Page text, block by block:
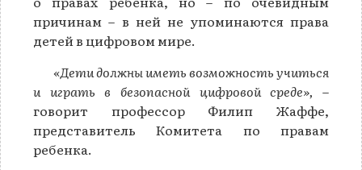
причинам – в ней не упоминаются права
детей в цифровом мире.
«Дети должны иметь возможность учиться
и играть в безопасной цифровой среде», –
говорит профессор Филип Жаффе,
представитель Комитета по правам
ребенка.